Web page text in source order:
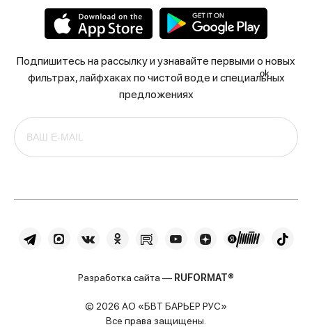
Подпишитесь на рассылку и узнавайте первыми о новых
фильтрах, лайфхаках по чистой воде и специальных
предложениях
ok
Разработка сайта — RUFORMAT®
© 2026 АО «БВТ БАРЬЕР РУС»
Все права защищены.